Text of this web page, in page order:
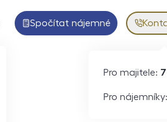
Spočítat nájemné
Pro majitele:
Pro nájemníky: